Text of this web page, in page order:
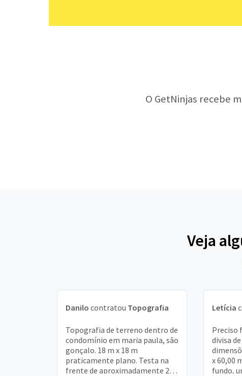
O GetNinjas recebe
Veja
Danilo contratou Topografia
Topografia de terreno dentro de
condomínio em maria paula, são
gonçalo. 18 m x 18 m
praticamente plano. Testa na
frente de aproximadamente 2
Letícia
Preciso
divisa
x 60,00
fundo,